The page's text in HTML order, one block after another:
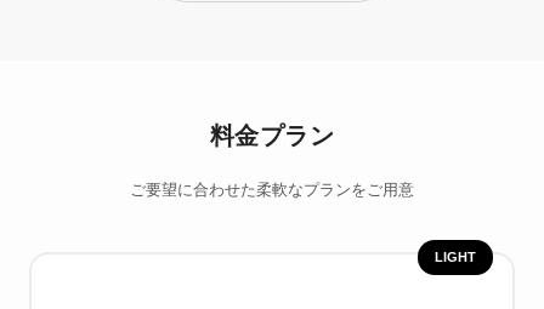
料金プラン
ご要望に合わせた柔軟なプランをご用意
LIGHT